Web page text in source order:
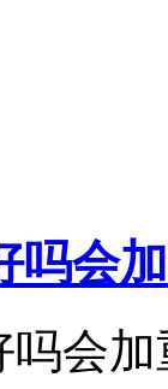
吗会加
会